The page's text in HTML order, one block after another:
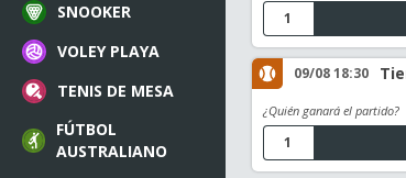
SNOOKER
VOLEY PLAYA
TENIS DE MESA
FÚTBOL
AUSTRALIANO
1
09/08 18:30
¿Quién ganará el partido?
1